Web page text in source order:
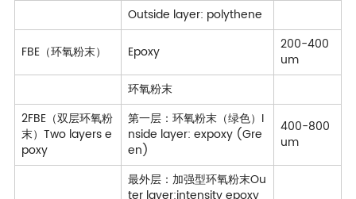
Outside layer: polythene
FBE（环氧粉末） Epoxy
200-400
um
环氧粉末
2FBE（双层环氧粉
末）Two layers e
poxy
第一层：环氧粉末（绿色）I
nside layer: expoxy (Gre
en)
400-800
um
最外层：加强型环氧粉末Ou
ter layer:intensity epoxy